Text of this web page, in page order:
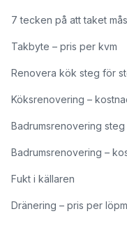
7 tecken på att taket
Takbyte – pris per kvm
Renovera kök steg för
Köksrenovering –
Badrumsrenovering
Badrumsrenovering –
Fukt i källaren
Dränering – pris per